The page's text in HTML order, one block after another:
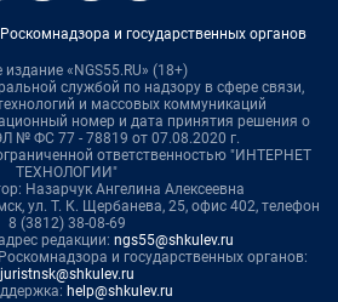
и государственных органов
издание «NGS55.RU» (18+)
службой по надзору в сфере связи,
и массовых коммуникаций
номер и дата принятия решения о
№ ФС 77 - 78819 от 07.08.2020 г.
ответственностью "ИНТЕРНЕТ
ТЕХНОЛОГИИ"
Назарчук Ангелина Алексеевна
ул. Т. К. Щербанева, 25, офис 402, телефон
8 (3812) 38-08-69
редакции: ngs55@shkulev.ru
и государственных органов:
juristnsk@shkulev.ru
help@shkulev.ru